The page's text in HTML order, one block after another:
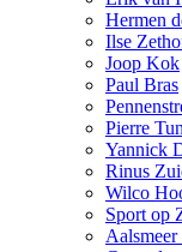
Hermen
Ilse
Joop Kok
Paul Bras
Pierre
Yannick
Rinus
Wilco
Sport op